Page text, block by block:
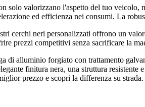
solo valorizzano l'aspetto del tuo veicolo,
ed efficienza nei consumi. La
cerchi neri personalizzati offrono un
prezzi competitivi senza sacrificare la
di alluminio forgiato con trattamento
finitura nera, una struttura
prezzo e scopri la differenza su strada.